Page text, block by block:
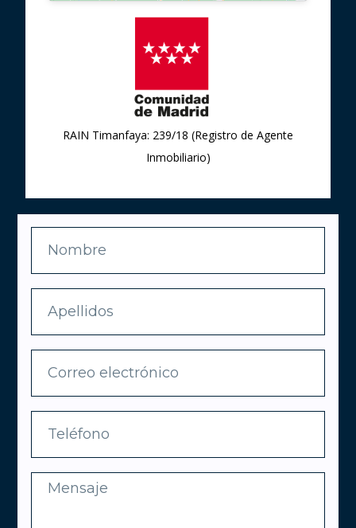
RAIN Timanfaya: 239/18 (Registro de Agente
Inmobiliario)